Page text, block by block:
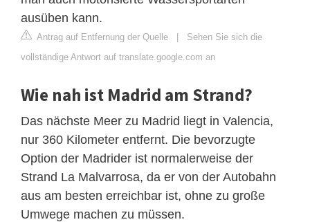
ausüben kann.
Antrag auf Entfernung der Quelle | Sehen Sie sich die
vollständige Antwort auf translate.google.com an
Wie nah ist Madrid am Strand?
Das nächste Meer zu Madrid liegt in Valencia,
nur 360 Kilometer entfernt. Die bevorzugte
Option der Madrider ist normalerweise der
Strand La Malvarrosa, da er von der Autobahn
aus am besten erreichbar ist, ohne zu große
Umwege machen zu müssen.